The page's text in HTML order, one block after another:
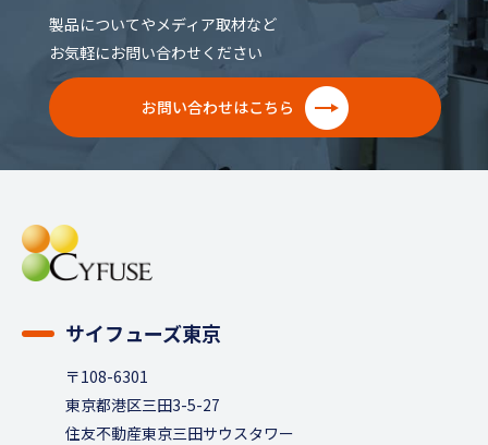
製品についてやメディア取材など
お気軽にお問い合わせください
お問い合わせはこちら
サイフューズ東京
〒108-6301
東京都港区三田3-5-27
住友不動産東京三田サウスタワー